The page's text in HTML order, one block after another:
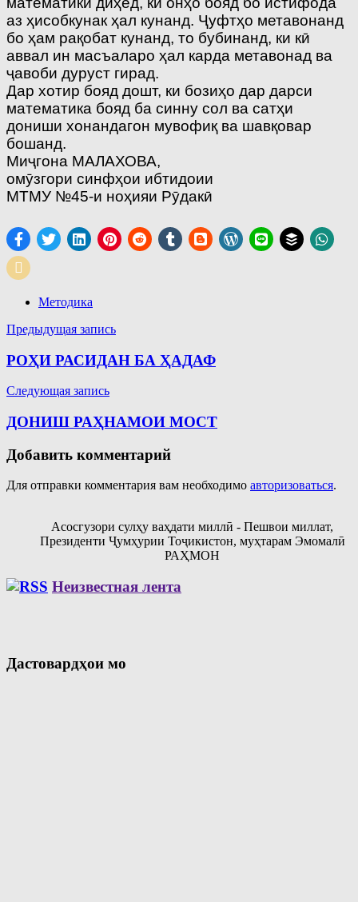
аз ҳисобкунак ҳал кунанд. Ҷуфтҳо метавонанд
бо ҳам рақобат кунанд, то бубинанд, ки кӣ
аввал ин масъаларо ҳал карда метавонад ва
ҷавоби дуруст гирад.
Дар хотир бояд дошт, ки бозиҳо дар дарси
математика бояд ба синну сол ва сатҳи
дониши хонандагон мувофиқ ва шавқовар
бошанд.
Миҷгона МАЛАХОВА,
омӯзгори синфҳои ибтидоии
МТМУ №45-и ноҳияи Рӯдакӣ
Методика
Навигация
по
записям
Предыдущая запись
РОҲИ РАСИДАН БА ҲАДАФ
Следующая запись
ДОНИШ РАҲНАМОИ МОСТ
Добавить комментарий
Для отправки комментария вам необходимо авторизоваться.
Асосгузори сулҳу ваҳдати миллӣ - Пешвои миллат,
Президенти Ҷумҳурии Тоҷикистон, муҳтарам Эмомалӣ
РАҲМОН
Неизвестная лента
Дастовардҳои мо